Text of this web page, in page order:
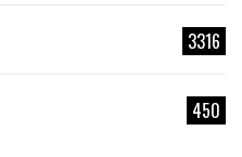
3316
450